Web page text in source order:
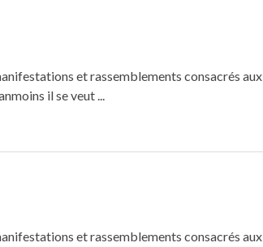
et rassemblements consacrés aux
il se veut ...
et rassemblements consacrés aux